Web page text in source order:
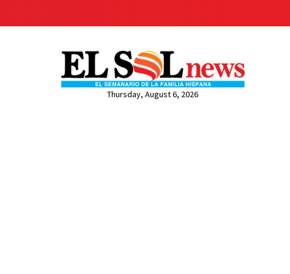
Thursday, August 6, 2026